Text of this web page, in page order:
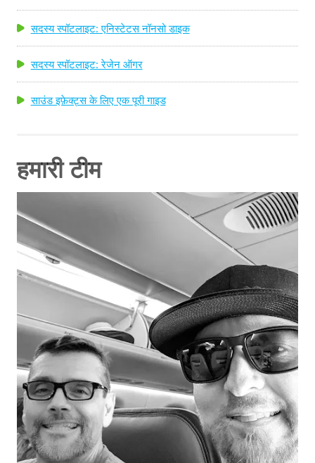
सदस्य स्पॉटलाइट: एनिस्टेटस नॉनसो डाइक
सदस्य स्पॉटलाइट: रेजेन ऑगर
साउंड इफ़ेक्ट्स के लिए एक पूरी गाइड
हमारी टीम